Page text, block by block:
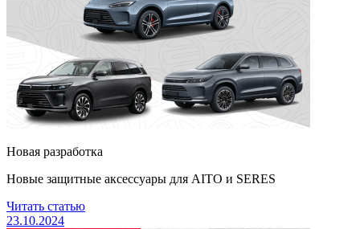
Новая разработка
Новые защитные аксессуары для AITO и SERES
Читать статью
23.10.2024